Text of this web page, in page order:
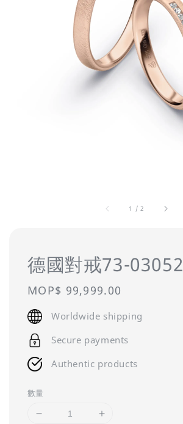
1 /2
德國對戒73-03052
Regular
price
MOP$ 99,999.00
Worldwide shipping
Secure payments
Authentic products
數量